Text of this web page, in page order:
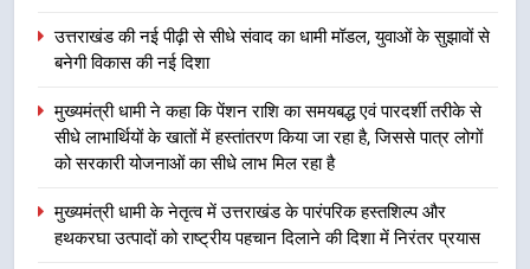
उत्तराखंड की नई पीढ़ी से सीधे संवाद का
धामी मॉडल, युवाओं के सुझावों से बनेगी
विकास की नई दिशा
उत्तराखंड
3
मुख्यमंत्री धामी ने कहा कि पेंशन राशि का
समयबद्ध एवं पारदर्शी तरीके से सीधे
लाभार्थियों के खातों में हस्तांतरण किया जा
उत्तराखंड की नई पीढ़ी से सीधे संवाद का धामी मॉडल, युवाओं के सुझावों से
बनेगी विकास की नई दिशा
मुख्यमंत्री धामी ने कहा कि पेंशन राशि का समयबद्ध एवं पारदर्शी तरीके से
सीधे लाभार्थियों के खातों में हस्तांतरण किया जा रहा है, जिससे पात्र लोगों
को सरकारी योजनाओं का सीधे लाभ मिल रहा है
मुख्यमंत्री धामी के नेतृत्व में उत्तराखंड के पारंपरिक हस्तशिल्प और
हथकरघा उत्पादों को राष्ट्रीय पहचान दिलाने की दिशा में निरंतर प्रयास